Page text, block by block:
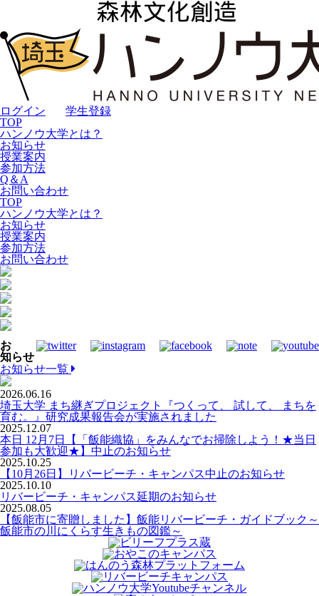
ログイン
学生登録
TOP
ハンノウ大学とは？
お知らせ
授業案内
参加方法
Q＆A
お問い合わせ
TOP
ハンノウ大学とは？
お知らせ
授業案内
参加方法
お問い合わせ
お
知らせ
お知らせ一覧
2026.06.16
埼玉大学 まち継ぎプロジェクト『つくって、 試して、 まちを
育む。』研究成果報告会が実施されました
2025.12.07
本日 12月7日【「飯能織協」をみんなでお掃除しよう！★当日
参加も大歓迎★】中止のお知らせ
2025.10.25
【10月26日】リバービーチ・キャンパス中止のお知らせ
2025.10.10
リバービーチ・キャンパス延期のお知らせ
2025.08.05
【飯能市に寄贈しました】飯能リバービーチ・ガイドブック～
飯能市の川にくらす生きもの図鑑～